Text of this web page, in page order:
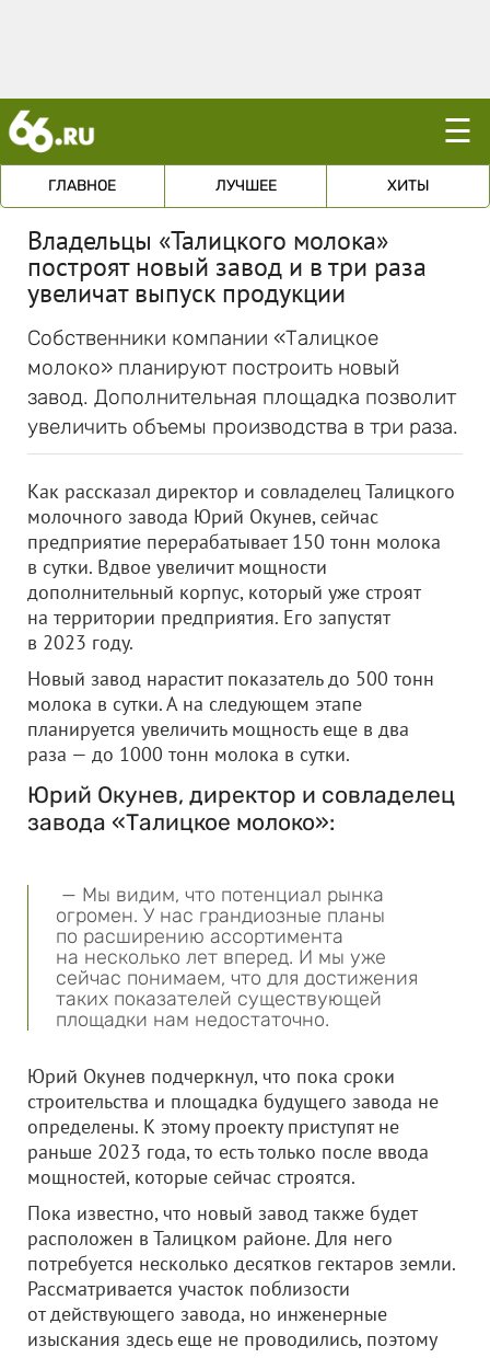
☰
ГЛАВНОЕ ЛУЧШЕЕ ХИТЫ
Владельцы «Талицкого молока»
построят новый завод и в три раза
увеличат выпуск продукции
Собственники компании «Талицкое
молоко» планируют построить новый
завод. Дополнительная площадка позволит
увеличить объемы производства в три раза.
Как рассказал директор и совладелец Талицкого
молочного завода Юрий Окунев, сейчас
предприятие перерабатывает 150 тонн молока
в сутки. Вдвое увеличит мощности
дополнительный корпус, который уже строят
на территории предприятия. Его запустят
в 2023 году.
Новый завод нарастит показатель до 500 тонн
молока в сутки. А на следующем этапе
планируется увеличить мощность еще в два
раза — до 1000 тонн молока в сутки.
Юрий Окунев, директор и совладелец
завода «Талицкое молоко»:
— Мы видим, что потенциал рынка
огромен. У нас грандиозные планы
по расширению ассортимента
на несколько лет вперед. И мы уже
сейчас понимаем, что для достижения
таких показателей существующей
площадки нам недостаточно.
Юрий Окунев подчеркнул, что пока сроки
строительства и площадка будущего завода не
определены. К этому проекту приступят не
раньше 2023 года, то есть только после ввода
мощностей, которые сейчас строятся.
Пока известно, что новый завод также будет
расположен в Талицком районе. Для него
потребуется несколько десятков гектаров земли.
Рассматривается участок поблизости
от действующего завода, но инженерные
изыскания здесь еще не проводились, поэтому